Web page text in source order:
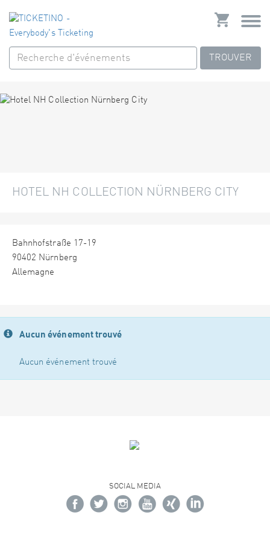
TROUVER
HOTEL NH COLLECTION NÜRNBERG CITY
Bahnhofstraße 17-19
90402 Nürnberg
Allemagne
Aucun événement trouvé
Aucun événement trouvé
SOCIAL MEDIA